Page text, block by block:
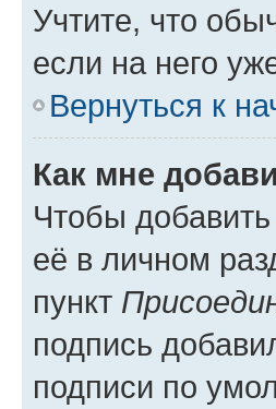
Учтите, что
если на него
Вернуться к
Как мне
Чтобы
её в личном
пункт
подпись
подписи по